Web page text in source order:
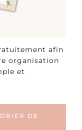
afin
organisation
et
DE